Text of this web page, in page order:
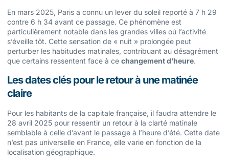
En mars 2025, Paris a connu un lever du soleil reporté à 7 h 29
contre 6 h 34 avant ce passage. Ce phénomène est
particulièrement notable dans les grandes villes où l’activité
s’éveille tôt. Cette sensation de « nuit » prolongée peut
perturber les habitudes matinales, contribuant au désagrément
que certains ressentent face à ce changement d’heure.
Les dates clés pour le retour à une matinée
claire
Pour les habitants de la capitale française, il faudra attendre le
28 avril 2025 pour ressentir un retour à la clarté matinale
semblable à celle d’avant le passage à l’heure d’été. Cette date
n’est pas universelle en France, elle varie en fonction de la
localisation géographique.